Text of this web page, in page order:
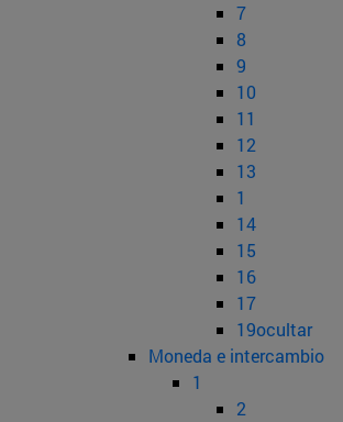
7
8
9
10
11
12
13
1
14
15
16
17
19ocultar
Moneda e intercambio
1
2